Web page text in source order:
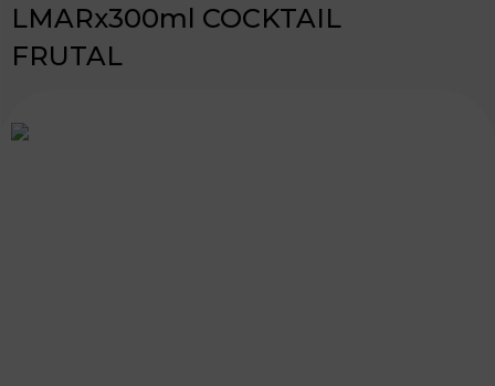
LMARx300ml COCKTAIL
FRUTAL